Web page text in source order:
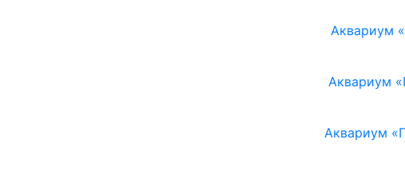
Аквариум
Аквариум
Аквариум